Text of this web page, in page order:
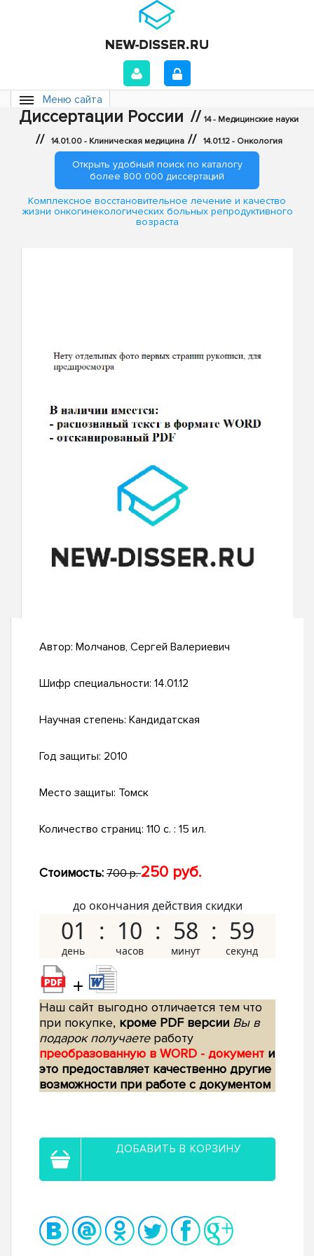
Меню сайта
Диссертации России // 14 - Медицинские науки
// 14.01.00 - Клиническая медицина // 14.01.12 - Онкология
Открыть удобный поиск по каталогу
более 800 000 диссертаций
Комплексное восстановительное лечение и качество
жизни онкогинекологических больных репродуктивного
возраста
Автор: Молчанов, Сергей Валериевич
Шифр специальности: 14.01.12
Научная степень: Кандидатская
Год защиты: 2010
Место защиты: Томск
Количество страниц: 110 с. : 15 ил.
Стоимость: 700 р.250 руб.
до окончания действия скидки
01 10 58 58
+
Наш сайт выгодно отличается тем что
при покупке, кроме PDF версии Вы в
подарок получаетеработу
преобразованную в WORD - документ и
это предоставляет качественно другие
возможности при работе с документом
ДОБАВИТЬ В КОРЗИНУ